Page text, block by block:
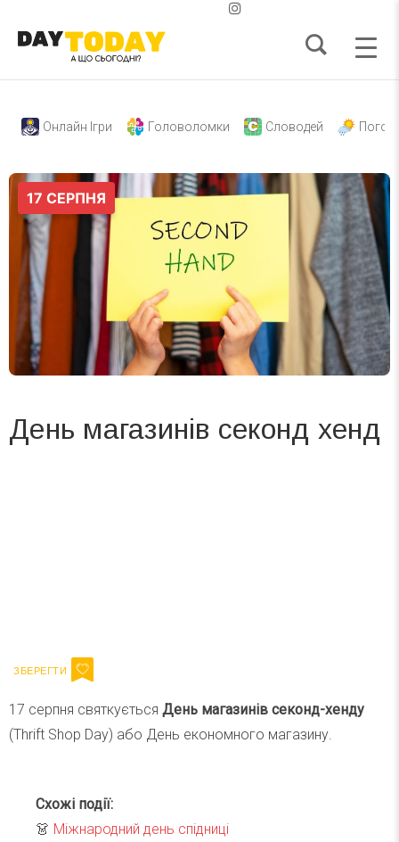
Онлайн Ігри Головоломки Словодей
День магазинів секонд хенд
17 серпня святкується День магазинів секонд-хенду
(Thrift Shop Day) або День економного магазину.
Схожі події:
👗 Міжнародний день спідниці